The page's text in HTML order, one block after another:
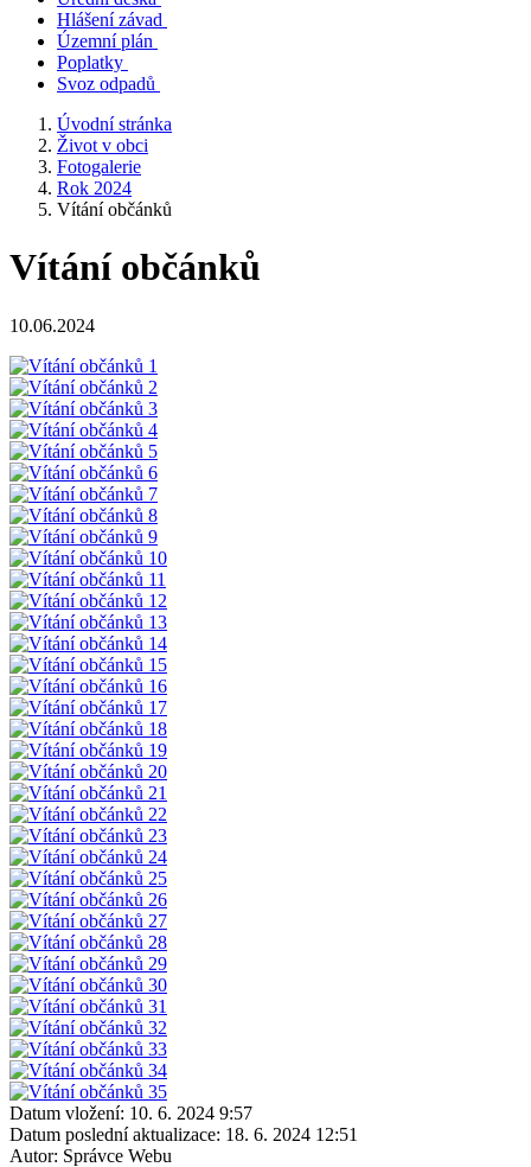
Hlášení závad
Územní plán
Poplatky
Svoz odpadů
Úvodní stránka
Život v obci
Fotogalerie
Rok 2024
Vítání občánků
Vítání občánků
10.06.2024
Datum vložení: 10. 6. 2024 9:57
Datum poslední aktualizace: 18. 6. 2024 12:51
Autor: Správce Webu